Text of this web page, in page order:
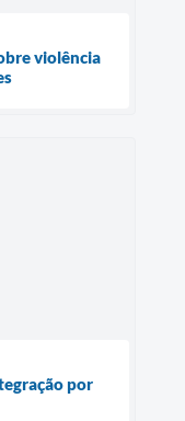
violência
por